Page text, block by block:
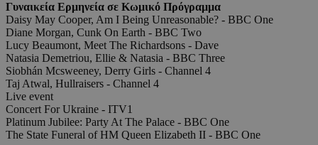
Γυναικεία Ερμηνεία σε Κωμικό Πρόγραμμα
Daisy May Cooper, Am I Being Unreasonable? - BBC One
Diane Morgan, Cunk On Earth - BBC Two
Lucy Beaumont, Meet The Richardsons - Dave
Natasia Demetriou, Ellie & Natasia - BBC Three
Siobhán Mcsweeney, Derry Girls - Channel 4
Taj Atwal, Hullraisers - Channel 4
Live event
Concert For Ukraine - ITV1
Platinum Jubilee: Party At The Palace - BBC One
The State Funeral of HM Queen Elizabeth II - BBC One